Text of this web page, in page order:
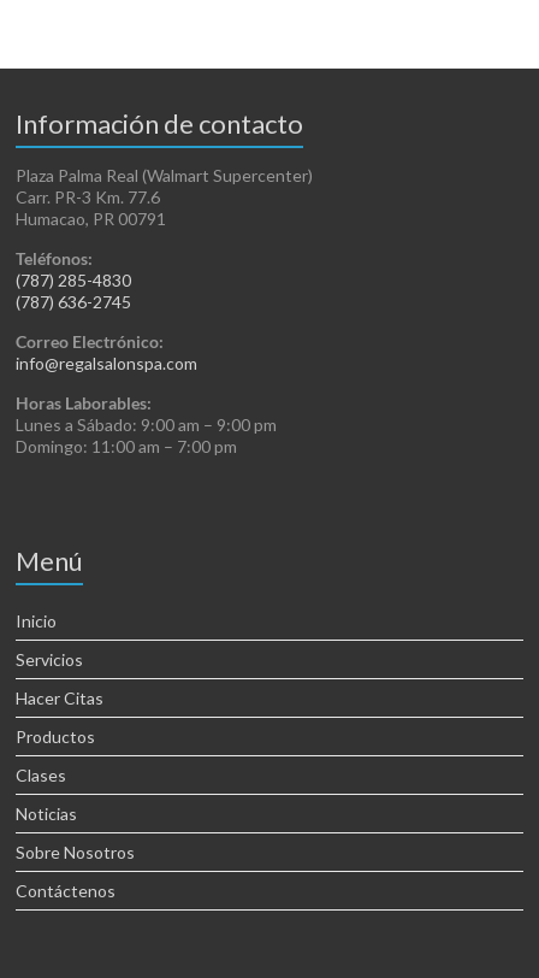
Información de contacto
Plaza Palma Real (Walmart Supercenter)
Carr. PR-3 Km. 77.6
Humacao, PR 00791
Teléfonos:
(787) 285-4830
(787) 636-2745
Correo Electrónico:
info@regalsalonspa.com
Horas Laborables:
Lunes a Sábado: 9:00 am – 9:00 pm
Domingo: 11:00 am – 7:00 pm
Menú
Inicio
Servicios
Hacer Citas
Productos
Clases
Noticias
Sobre Nosotros
Contáctenos